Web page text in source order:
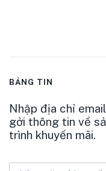
BẢNG TIN
Nhập địa chỉ
gởi thông tin về
trình khuyến mãi.